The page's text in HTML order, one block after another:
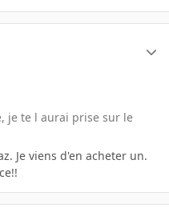
je te l aurai prise sur le
Je viens d'en acheter un.